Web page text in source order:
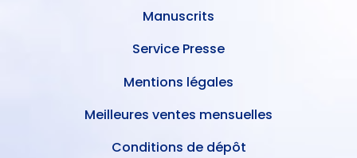
Manuscrits
Service Presse
Mentions légales
Meilleures ventes mensuelles
Conditions de dépôt